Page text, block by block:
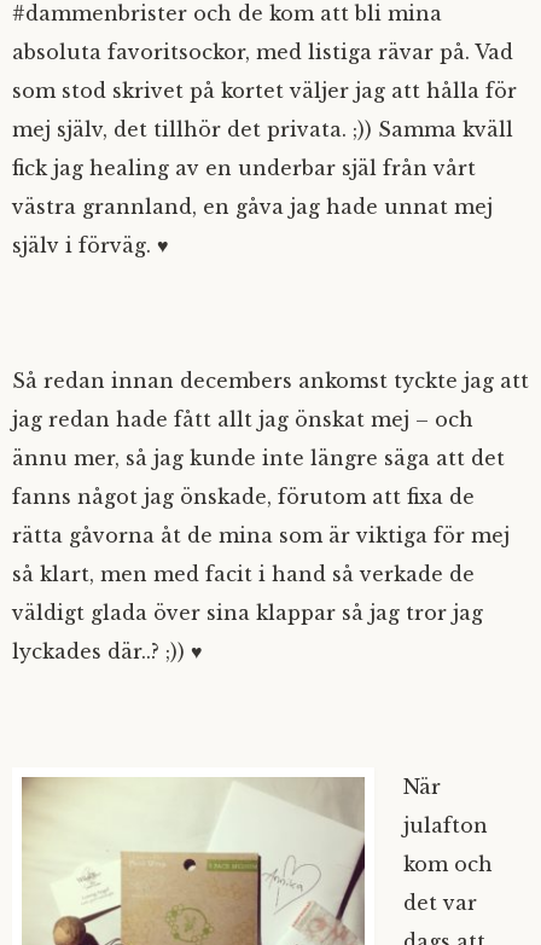
#dammenbrister och de kom att bli mina
absoluta favoritsockor, med listiga rävar på. Vad
som stod skrivet på kortet väljer jag att hålla för
mej själv, det tillhör det privata. ;)) Samma kväll
fick jag healing av en underbar själ från vårt
västra grannland, en gåva jag hade unnat mej
själv i förväg. ♥
Så redan innan decembers ankomst tyckte jag att
jag redan hade fått allt jag önskat mej – och
ännu mer, så jag kunde inte längre säga att det
fanns något jag önskade, förutom att fixa de
rätta gåvorna åt de mina som är viktiga för mej
så klart, men med facit i hand så verkade de
väldigt glada över sina klappar så jag tror jag
lyckades där..? ;)) ♥
När
julafton
kom och
det var